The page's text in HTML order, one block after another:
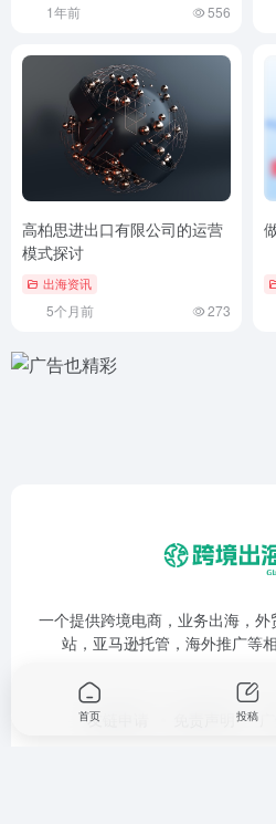
1年前 556
高柏思进出口有限公司的运营
模式探讨
出海资讯
5个月前 273
一个提供跨境电商，业务出海，
站，亚马逊托管，海外推广等
友链申请
首页 投稿